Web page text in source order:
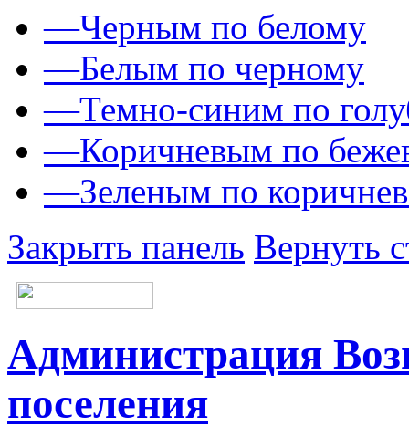
—Черным по белому
—Белым по черному
—Темно-синим по
—Коричневым по
—Зеленым по
Закрыть панель Вернуть
Администрация
поселения